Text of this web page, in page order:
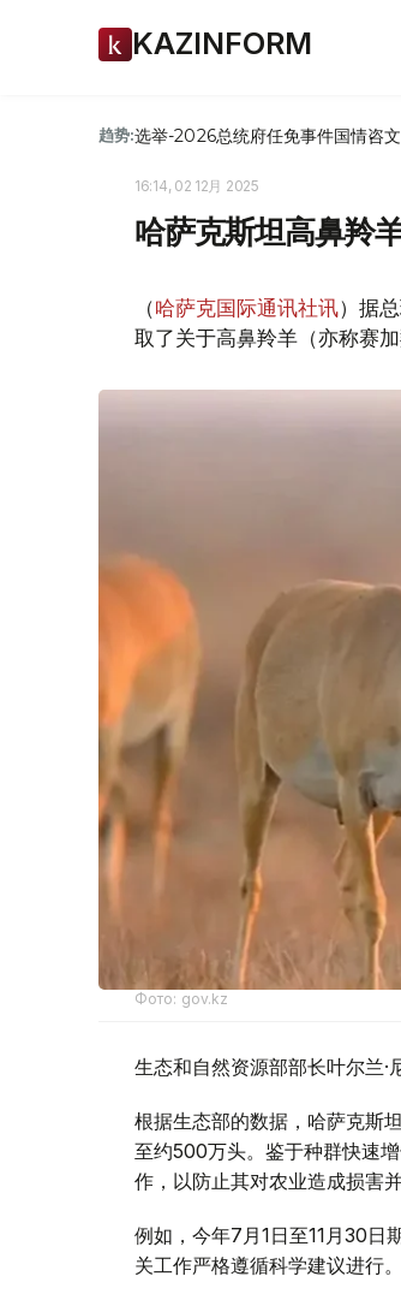
KAZINFORM
趋势:选举-2026总统府任免事件国情咨文
16:14, 02 12月 2025
哈萨克斯坦高鼻羚
（哈萨克国际通讯社讯）据
取了关于高鼻羚羊（亦称赛
Фото: gov.kz
生态和自然资源部部长叶尔兰·
根据生态部的数据，哈萨克斯
至约500万头。鉴于种群快速
作，以防止其对农业造成损害
例如，今年7月1日至11月30日
关工作严格遵循科学建议进行。